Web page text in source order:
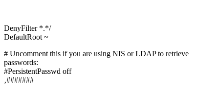
DenyFilter *.*/
DefaultRoot ~
# Uncomment this if you are using NIS or LDAP to retrieve
passwords:
#PersistentPasswd off
‚#######